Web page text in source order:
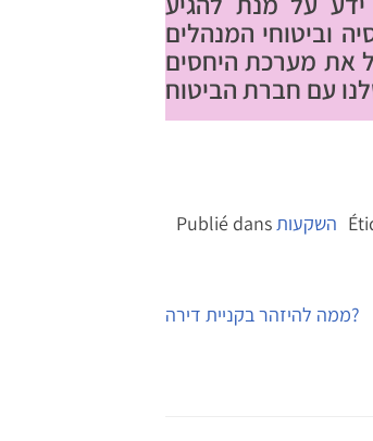
וביטוחי המנהלים
את מערכת היחסים
Publié dansהשקעות
de
ממה להיזהר בקניית דירה?